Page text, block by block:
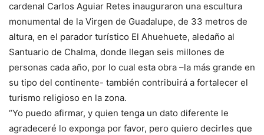
cardenal Carlos Aguiar Retes inauguraron una escultura
monumental de la Virgen de Guadalupe, de 33 metros de
altura, en el parador turístico El Ahuehuete, aledaño al
Santuario de Chalma, donde llegan seis millones de
personas cada año, por lo cual esta obra –la más grande en
su tipo del continente- también contribuirá a fortalecer el
turismo religioso en la zona.
“Yo puedo afirmar, y quien tenga un dato diferente le
agradeceré lo exponga por favor, pero quiero decirles que